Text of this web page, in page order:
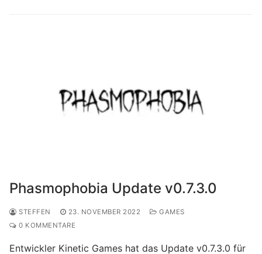
Phasmophobia Update v0.7.3.0
STEFFEN 23. NOVEMBER 2022
GAMES
0 KOMMENTARE
Entwickler Kinetic Games hat das Update v0.7.3.0 für